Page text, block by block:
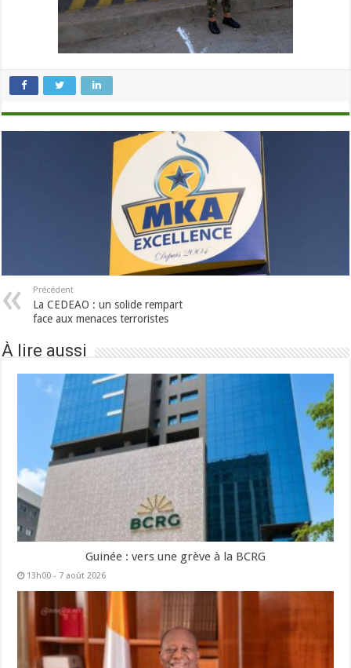
Précédent
La CEDEAO : un solide rempart
face aux menaces terroristes
À lire aussi
Guinée : vers une grève à la BCRG
13h00 - 7 août 2026